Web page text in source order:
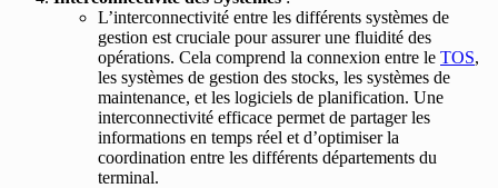
L’interconnectivité entre les différents systèmes de
gestion est cruciale pour assurer une fluidité des
opérations. Cela comprend la connexion entre le TOS,
les systèmes de gestion des stocks, les systèmes de
maintenance, et les logiciels de planification. Une
interconnectivité efficace permet de partager les
informations en temps réel et d’optimiser la
coordination entre les différents départements du
terminal.